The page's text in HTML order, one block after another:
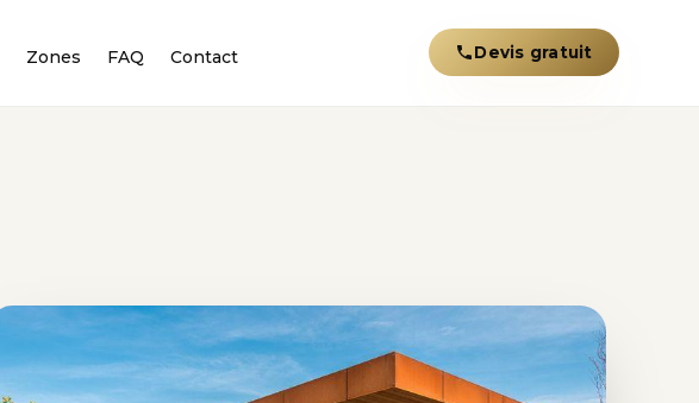
Zones FAQ Contact Devis gratuit